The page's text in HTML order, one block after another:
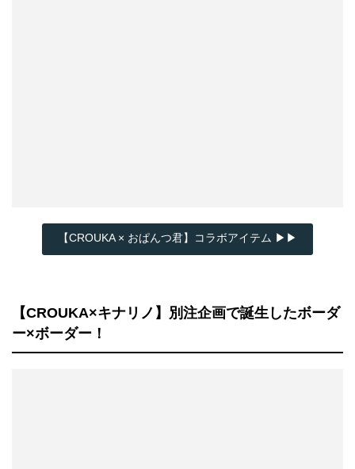
【CROUKA × おぱんつ君】コラボアイテム ▶▶
【CROUKA×キナリノ】別注企画で誕生したボーダ
ー×ボーダー！